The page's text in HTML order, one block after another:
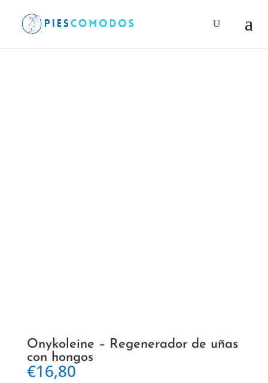
de
productos
Onykoleine – Regenerador de uñas
con hongos
€16,80